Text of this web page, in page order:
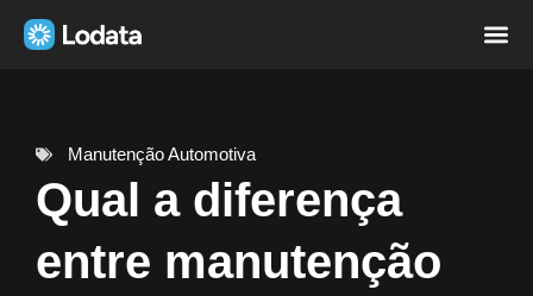
Manutenção Automotiva
Qual a diferença
entre manutenção